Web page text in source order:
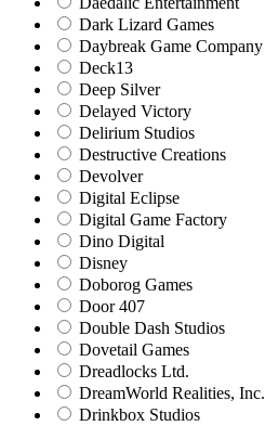
Dark Lizard Games
Daybreak Game Company
Deck13
Deep Silver
Delayed Victory
Delirium Studios
Destructive Creations
Devolver
Digital Eclipse
Digital Game Factory
Dino Digital
Disney
Doborog Games
Door 407
Double Dash Studios
Dovetail Games
Dreadlocks Ltd.
DreamWorld Realities, Inc.
Drinkbox Studios